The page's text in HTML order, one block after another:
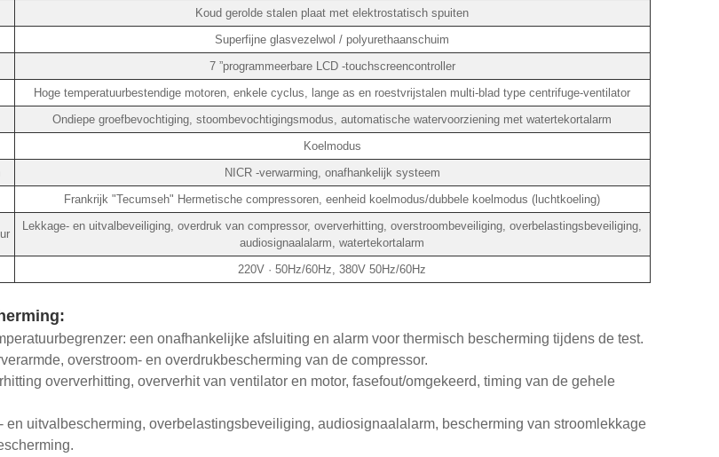
Koud gerolde stalen plaat met elektrostatisch spuiten
Superfijne glasvezelwol / polyurethaanschuim
7 ”programmeerbare LCD -touchscreencontroller
Hoge temperatuurbestendige motoren, enkele cyclus, lange as en roestvrijstalen multi-blad type centrifuge-ventilator
Ondiepe groefbevochtiging, stoombevochtigingsmodus, automatische watervoorziening met watertekortalarm
Koelmodus
NICR -verwarming, onafhankelijk systeem
Frankrijk "Tecumseh" Hermetische compressoren, eenheid koelmodus/dubbele koelmodus (luchtkoeling)
Lekkage- en uitvalbeveiliging, overdruk van compressor, oververhitting, overstroombeveiliging, overbelastingsbeveiliging,
audiosignaalalarm, watertekortalarm
220V · 50Hz/60Hz, 380V 50Hz/60Hz
een onafhankelijke afsluiting en alarm voor thermisch bescherming tijdens de test.
overstroom- en overdrukbescherming van de compressor.
oververhitting, oververhit van ventilator en motor, fasefout/omgekeerd, timing van de gehele
en uitvalbescherming, overbelastingsbeveiliging, audiosignaalalarm, bescherming van stroomlekkage